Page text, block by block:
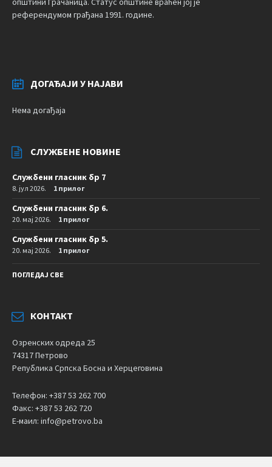
референдумом грађана 1991. године.
ДОГАЂАЈИ У НАЈАВИ
Нема догађаја
СЛУЖБЕНЕ НОВИНЕ
Службени гласник бр 7
8. јул 2026. 1 прилог
Службени гласник бр 6.
20. мај 2026. 1 прилог
Службени гласник бр 5.
20. мај 2026. 1 прилог
ПОГЛЕДАЈ СВЕ
КОНТАКТ
Озренских одреда 25
74317 Петрово
Република Српска Босна и Херцеговина
Телефон: +387 53 262 700
Факс: +387 53 262 720
Е-маил: info@petrovo.ba